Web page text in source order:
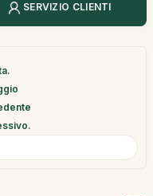
SERVIZIO CLIENTI